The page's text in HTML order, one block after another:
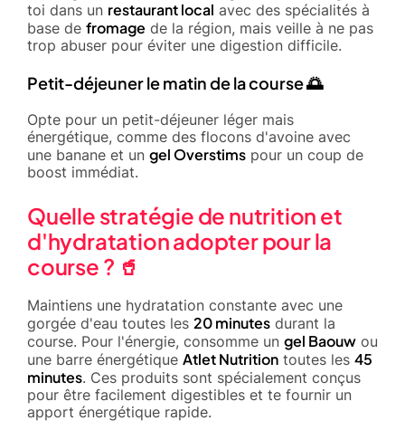
toi dans un restaurant local avec des spécialités à
base de fromage de la région, mais veille à ne pas
trop abuser pour éviter une digestion difficile.
Petit-déjeuner le matin de la course 🌅
Opte pour un petit-déjeuner léger mais
énergétique, comme des flocons d'avoine avec
une banane et un gel Overstims pour un coup de
boost immédiat.
Quelle stratégie de nutrition et
d'hydratation adopter pour la
course ? 🥤
Maintiens une hydratation constante avec une
gorgée d'eau toutes les 20 minutes durant la
course. Pour l'énergie, consomme un gel Baouw ou
une barre énergétique Atlet Nutrition toutes les 45
minutes. Ces produits sont spécialement conçus
pour être facilement digestibles et te fournir un
apport énergétique rapide.